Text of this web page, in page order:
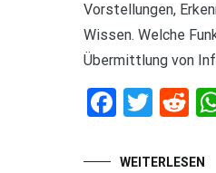
Vorstellungen,
Wissen. Welche
Übermittlung von
WEITERLESEN